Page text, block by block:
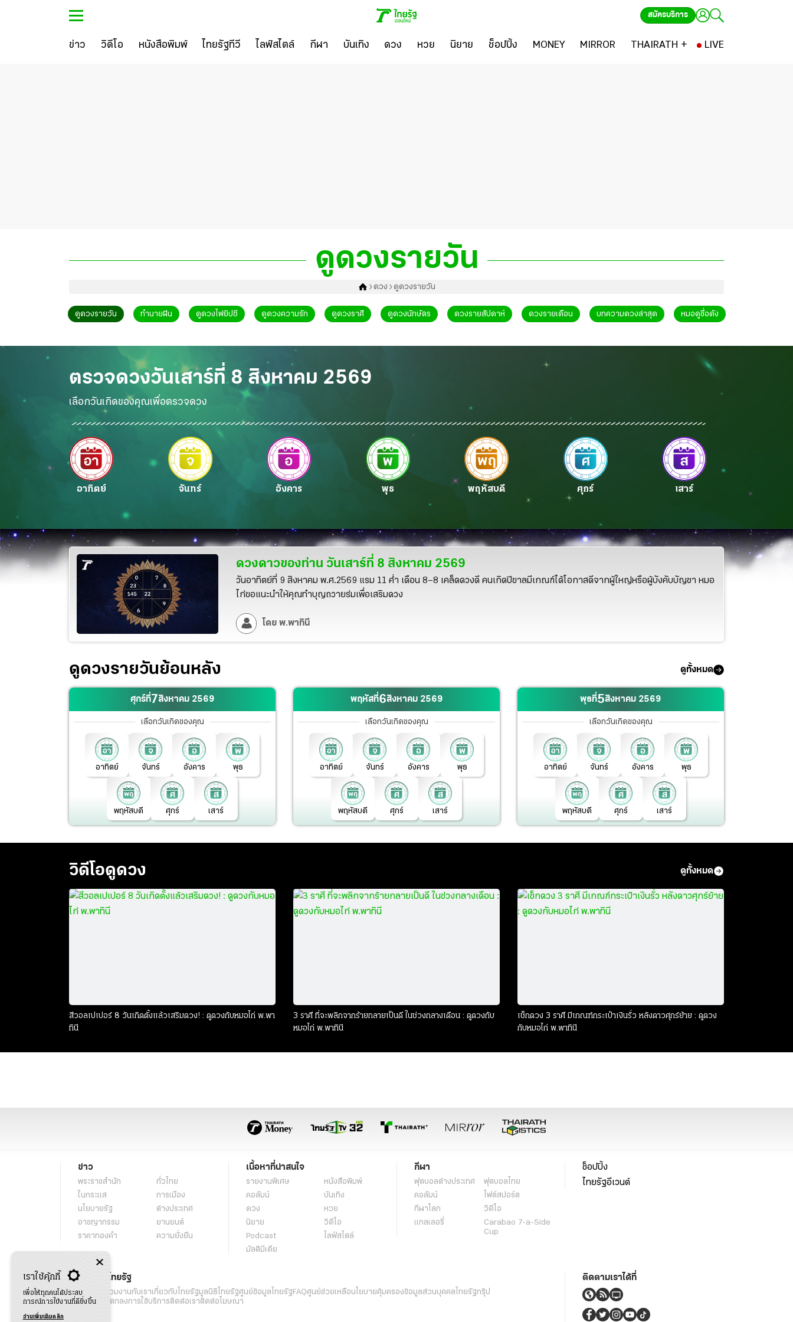
สมัครบริการ
ข่าว วิดีโอ หนังสือพิมพ์ ไทยรัฐทีวี ไลฟ์สไตล์ กีฬา บันเทิง ดวง หวย นิยาย ช็อปปิ้ง MONEY MIRROR THAIRATH + LIVE
ดูดวงรายวัน
ดวง ดูดวงรายวัน
ดูดวงรายวัน ทำนายฝัน ดูดวงไพ่ยิปซี ดูดวงความรัก ดูดวงราศี ดูดวงนักษัตร ดวงรายสัปดาห์ ดวงรายเดือน บทความดวงล่าสุด หมอดูชื่อดัง
ตรวจดวงวันเสาร์ที่ 8 สิงหาคม 2569
เลือกวันเกิดของคุณเพื่อตรวจดวง
อาทิตย์ จันทร์ อังคาร พุธ พฤหัสบดี ศุกร์ เสาร์
ดวงดาวของท่าน วันเสาร์ที่ 8 สิงหาคม 2569
วันอาทิตย์ที่ 9 สิงหาคม พ.ศ.2569 แรม 11 ค่ำ เดือน 8–8 เคล็ดดวงดี คนเกิดปีขาลมีเกณฑ์ได้โอกาสดีจากผู้ใหญ่หรือผู้บังคับบัญชา หมอ
ไก่ขอแนะนำให้คุณทำบุญถวายร่มเพื่อเสริมดวง
โดย พ.พาทินี
ดูดวงรายวันย้อนหลัง ดูทั้งหมด
ศุกร์ที่7สิงหาคม 2569
เลือกวันเกิดของคุณ
อาทิตย์ จันทร์ อังคาร พุธ
พฤหัสบดี ศุกร์ เสาร์
พฤหัสที่6สิงหาคม 2569
เลือกวันเกิดของคุณ
อาทิตย์ จันทร์ อังคาร พุธ
พฤหัสบดี ศุกร์ เสาร์
พุธที่5สิงหาคม 2569
เลือกวันเกิดของคุณ
อาทิตย์ จันทร์ อังคาร พุธ
พฤหัสบดี ศุกร์ เสาร์
วิดีโอดูดวง ดูทั้งหมด
สีวอลเปเปอร์ 8 วันเกิดตั้งแล้วเสริมดวง! : ดูดวงกับหมอไก่ พ.พา
ทินี
3 ราศี ที่จะพลิกจากร้ายกลายเป็นดี ในช่วงกลางเดือน : ดูดวงกับ
หมอไก่ พ.พาทินี
เช็กดวง 3 ราศี มีเกณฑ์กระเป๋าเงินรั่ว หลังดาวศุกร์ย้าย : ดูดวง
กับหมอไก่ พ.พาทินี
ข่าว
พระราชสำนัก
ทั่วไทย
ในกระแส
การเมือง
นโยบายรัฐ
ต่างประเทศ
อาชญากรรม
ยานยนต์
ราคาทองคำ
ความยั่งยืน
เนื้อหาที่น่าสนใจ
รายงานพิเศษ
หนังสือพิมพ์
คอลัมน์
บันเทิง
ดวง
หวย
นิยาย
วิดีโอ
Podcast
ไลฟ์สไตล์
มัลติมีเดีย
กีฬา
ฟุตบอลต่่างประเทศ
ฟุตบอลไทย
คอลัมน์
ไฟต์สปอร์ต
กีฬาโลก
วิดีโอ
แกลเลอรี่
Carabao 7-a-Side
Cup
ช็อปปิ้ง
ไทยรัฐอีเวนต์
เกี่ยวกับไทยรัฐ
กิจกรรม ร่วมงานกับเราเกี่ยวกับไทยรัฐมูลนิธิไทยรัฐศูนย์ข้อมูลไทยรัฐFAQศูนย์ช่วยเหลือนโยบายคุ้มครองข้อมูลส่วนบุคคลไทยรัฐกรุ๊ป
เงื่อนไขข้อตกลงการใช้บริการติดต่อเราติดต่อโฆษณา
ติดตามเราได้ที่
เราใช้คุ้กกี้
เพื่อให้ทุกคนได้ประสบ
การณ์การใช้งานที่ดียิ่งขึ้น
อ่านเพิ่มเติมคลิก